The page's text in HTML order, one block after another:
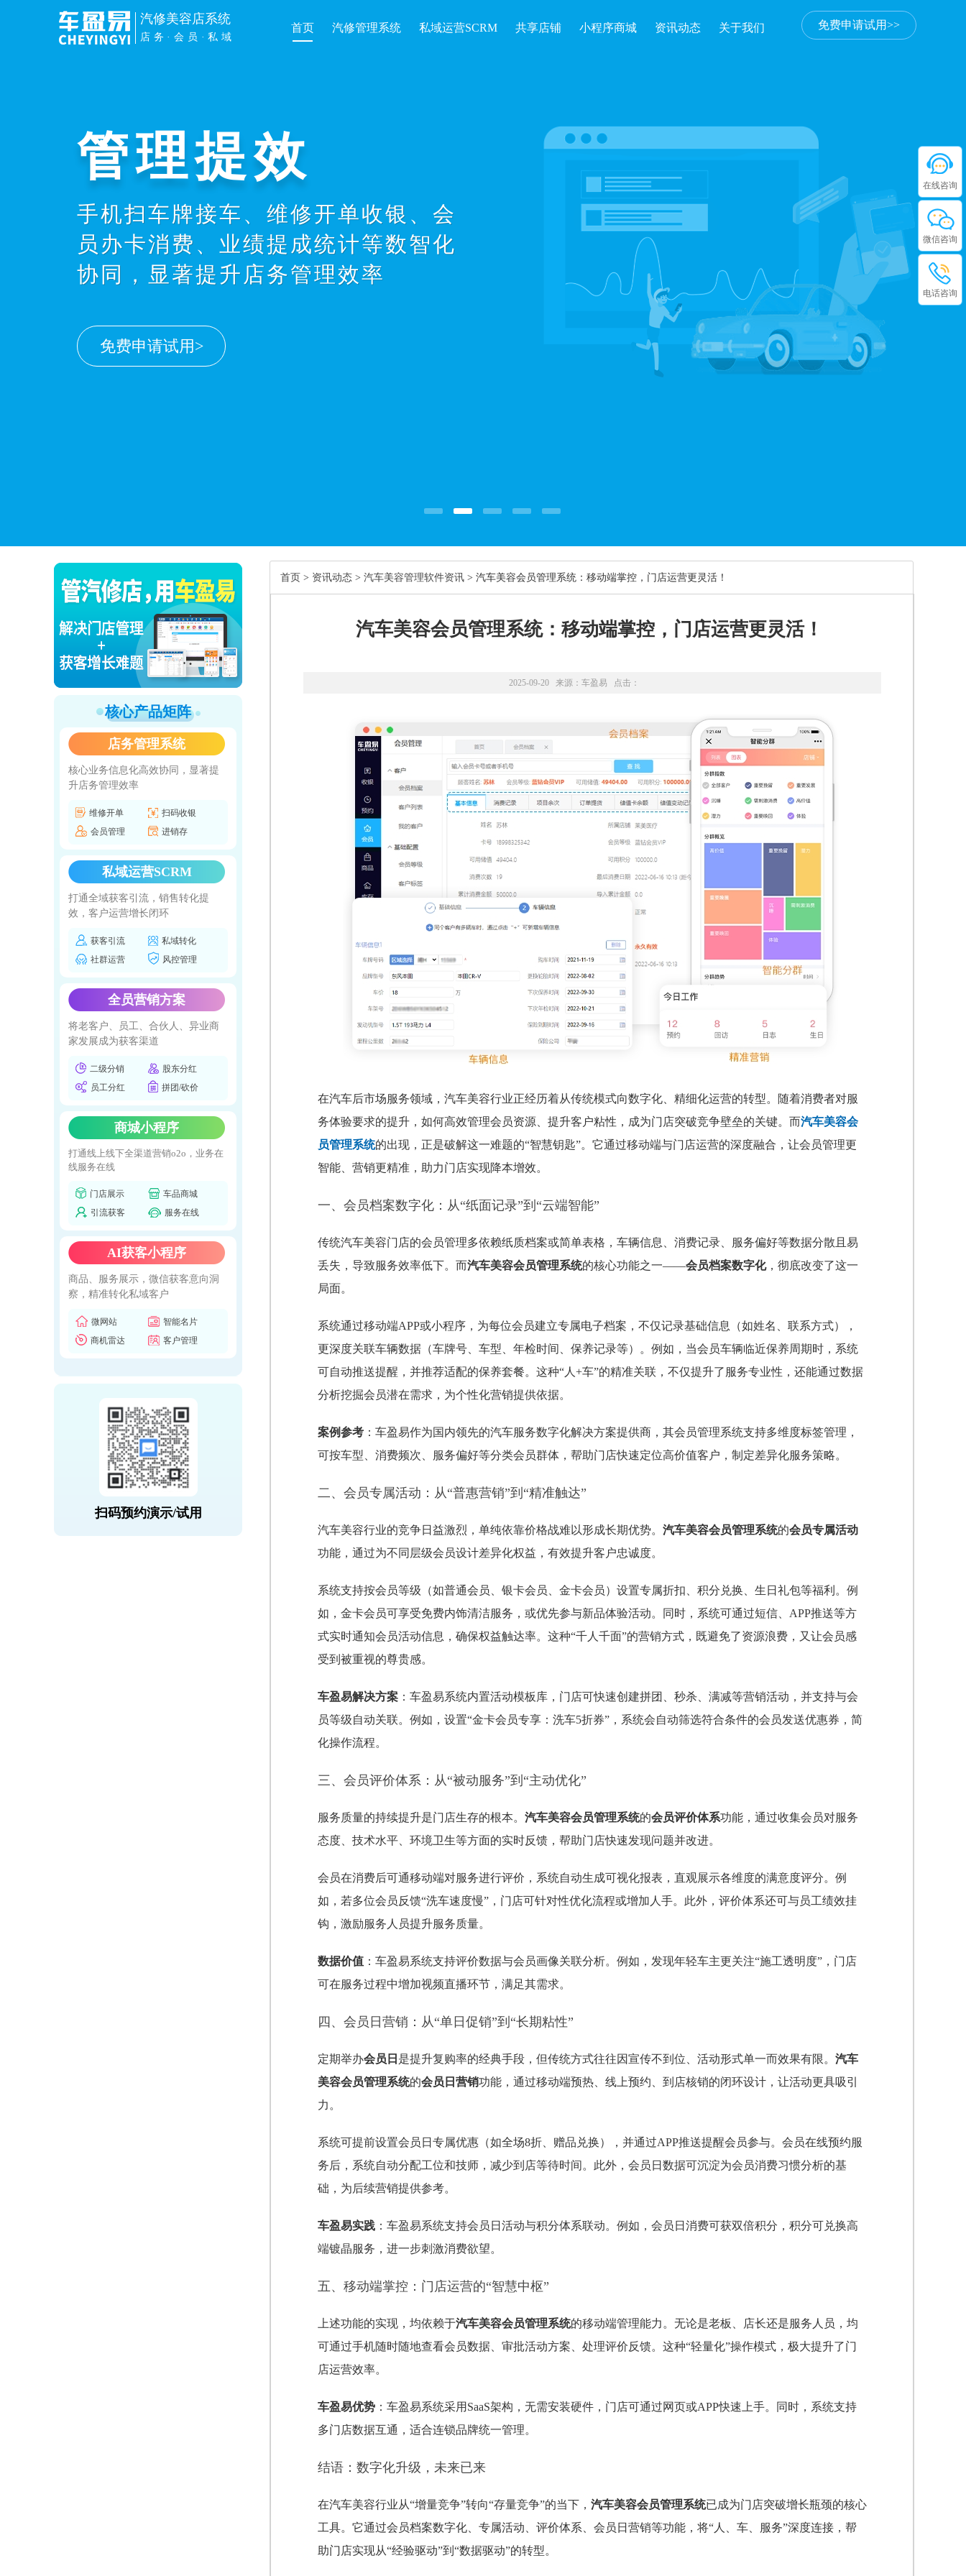
免费申请试用>>
汽修美容店系统
店务·会员·私域
首页 汽修管理系统 私域运营SCRM 共享店铺 小程序商城 资讯动态 关于我们
管理提效
手机扫车牌接车、维修开单收银、会
员办卡消费、业绩提成统计等数智化
协同，显著提升店务管理效率
免费申请试用>
核心产品矩阵
店务管理系统
核心业务信息化高效协同，显著提
升店务管理效率
维修开单
扫码收银
会员管理
进销存
私域运营SCRM
打通全域获客引流，销售转化提
效，客户运营增长闭环
获客引流
私域转化
社群运营
风控管理
全员营销方案
将老客户、员工、合伙人、异业商
家发展成为获客渠道
二级分销
股东分红
员工分红
拼团/砍价
商城小程序
打通线上线下全渠道营销o2o，业务在
线服务在线
门店展示
车品商城
引流获客
服务在线
AI获客小程序
商品、服务展示，微信获客意向洞
察，精准转化私域客户
微网站
智能名片
商机雷达
客户管理
扫码预约演示/试用
首页 > 资讯动态 > 汽车美容管理软件资讯 > 汽车美容会员管理系统：移动端掌控，门店运营更灵活！
汽车美容会员管理系统：移动端掌控，门店运营更灵活！
2025-09-20 来源： 车盈易 点击：
在汽车后市场服务领域，汽车美容行业正经历着从传统模式向数字化、精细化运营的转型。随着消费者对服
务体验要求的提升，如何高效管理会员资源、提升客户粘性，成为门店突破竞争壁垒的关键。而汽车美容会
员管理系统的出现，正是破解这一难题的“智慧钥匙”。它通过移动端与门店运营的深度融合，让会员管理更
智能、营销更精准，助力门店实现降本增效。
一、会员档案数字化：从“纸面记录”到“云端智能”
传统汽车美容门店的会员管理多依赖纸质档案或简单表格，车辆信息、消费记录、服务偏好等数据分散且易
丢失，导致服务效率低下。而汽车美容会员管理系统的核心功能之一——会员档案数字化，彻底改变了这一
局面。
系统通过移动端APP或小程序，为每位会员建立专属电子档案，不仅记录基础信息（如姓名、联系方式），
更深度关联车辆数据（车牌号、车型、年检时间、保养记录等）。例如，当会员车辆临近保养周期时，系统
可自动推送提醒，并推荐适配的保养套餐。这种“人+车”的精准关联，不仅提升了服务专业性，还能通过数据
分析挖掘会员潜在需求，为个性化营销提供依据。
案例参考：车盈易作为国内领先的汽车服务数字化解决方案提供商，其会员管理系统支持多维度标签管理，
可按车型、消费频次、服务偏好等分类会员群体，帮助门店快速定位高价值客户，制定差异化服务策略。
二、会员专属活动：从“普惠营销”到“精准触达”
汽车美容行业的竞争日益激烈，单纯依靠价格战难以形成长期优势。 汽车美容会员管理系统的会员专属活动
功能，通过为不同层级会员设计差异化权益，有效提升客户忠诚度。
系统支持按会员等级（如普通会员、银卡会员、金卡会员）设置专属折扣、积分兑换、生日礼包等福利。例
如，金卡会员可享受免费内饰清洁服务，或优先参与新品体验活动。同时，系统可通过短信、APP推送等方
式实时通知会员活动信息，确保权益触达率。这种“千人千面”的营销方式，既避免了资源浪费，又让会员感
受到被重视的尊贵感。
车盈易解决方案：车盈易系统内置活动模板库，门店可快速创建拼团、秒杀、满减等营销活动，并支持与会
员等级自动关联。例如，设置“金卡会员专享：洗车5折券”，系统会自动筛选符合条件的会员发送优惠券，简
化操作流程。
三、会员评价体系：从“被动服务”到“主动优化”
服务质量的持续提升是门店生存的根本。 汽车美容会员管理系统的会员评价体系功能，通过收集会员对服务
态度、技术水平、环境卫生等方面的实时反馈，帮助门店快速发现问题并改进。
会员在消费后可通移动端对服务进行评价，系统自动生成可视化报表，直观展示各维度的满意度评分。例
如，若多位会员反馈“洗车速度慢”，门店可针对性优化流程或增加人手。此外，评价体系还可与员工绩效挂
钩，激励服务人员提升服务质量。
数据价值：车盈易系统支持评价数据与会员画像关联分析。例如，发现年轻车主更关注“施工透明度”，门店
可在服务过程中增加视频直播环节，满足其需求。
四、会员日营销：从“单日促销”到“长期粘性”
定期举办会员日 是提升复购率的经典手段，但传统方式往往因宣传不到位、活动形式单一而效果有限。 汽车
美容会员管理系统的会员日营销功能，通过移动端预热、线上预约、到店核销的闭环设计，让活动更具吸引
力。
系统可提前设置会员日专属优惠（如全场8折、赠品兑换），并通过APP推送提醒会员参与。会员在线预约服
务后，系统自动分配工位和技师，减少到店等待时间。此外，会员日数据可沉淀为会员消费习惯分析的基
础，为后续营销提供参考。
车盈易实践：车盈易系统支持会员日活动与积分体系联动。例如，会员日消费可获双倍积分，积分可兑换高
端镀晶服务，进一步刺激消费欲望。
五、移动端掌控：门店运营的“智慧中枢”
上述功能的实现，均依赖于汽车美容会员管理系统的移动端管理能力。无论是老板、店长还是服务人员，均
可通过手机随时随地查看会员数据、审批活动方案、处理评价反馈。这种“轻量化”操作模式，极大提升了门
店运营效率。
车盈易优势：车盈易系统采用SaaS架构，无需安装硬件，门店可通过网页或APP快速上手。同时，系统支持
多门店数据互通，适合连锁品牌统一管理。
结语：数字化升级，未来已来
在汽车美容行业从“增量竞争”转向“存量竞争”的当下， 汽车美容会员管理系统已成为门店突破增长瓶颈的核心
工具。它通过会员档案数字化、专属活动、评价体系、会员日营销等功能，将“人、车、服务”深度连接，帮
助门店实现从“经验驱动”到“数据驱动”的转型。
在线咨询
微信咨询
电话咨询